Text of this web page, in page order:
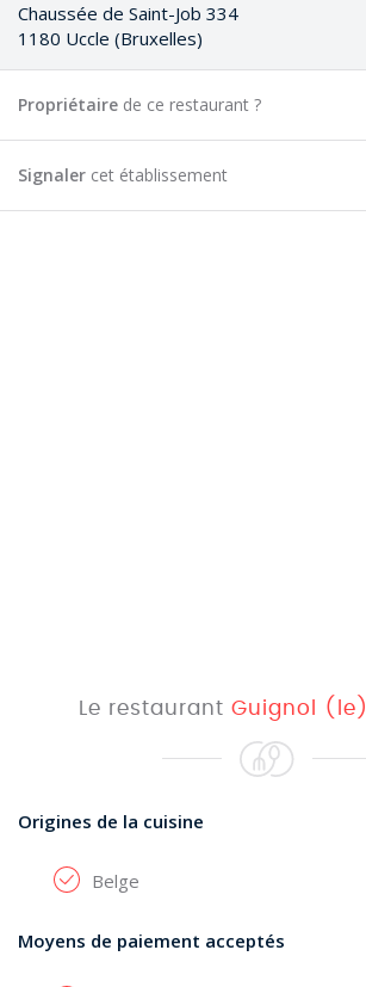
Chaussée de Saint-Job 334
1180 Uccle (Bruxelles)
Propriétaire de ce restaurant ?
Signaler cet établissement
Le restaurant Guignol (le)
Origines de la cuisine
Belge
Moyens de paiement acceptés